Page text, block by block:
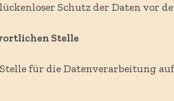
Schutz der Daten vor
Stelle
für die Datenverarbeitung auf